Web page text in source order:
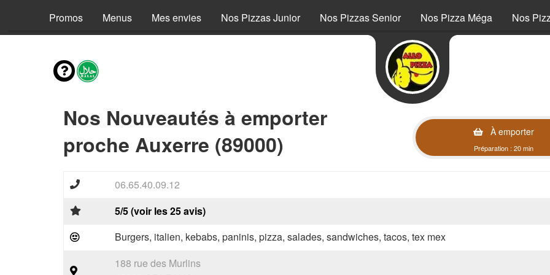
Promos Menus Mes envies Nos Pizzas Junior Nos Pizzas Senior Nos Pizza Méga Nos
Nos Nouveautés à emporter
proche Auxerre (89000)
À emporter
Préparation : 20 min
06.65.40.09.12
5/5 (voir les 25 avis)
Burgers, italien, kebabs, paninis, pizza, salades, sandwiches, tacos, tex mex
188 rue des Murlins